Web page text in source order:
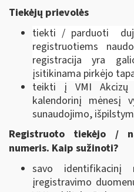
Tiekėjų prievolės
tiekti / parduoti
registruotiems
registracija yra
įsitikinama pirkėjo
teikti į VMI Akcizų
kalendorinį mėnesį
sunaudojimo,
Registruoto tiekėjo /
numeris. Kaip sužinoti?
savo
įregistravimo